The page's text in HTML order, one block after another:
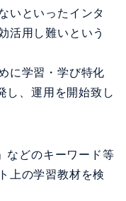
いといったインタ
活用し難いという
に学習・学び特化
し、運用を開始致し
どのキーワード等
上の学習教材を検